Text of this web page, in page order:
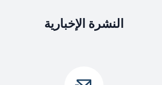
النشرة الإخبارية